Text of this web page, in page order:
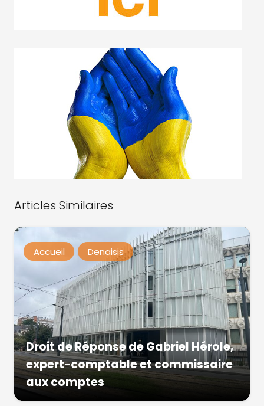
Articles Similaires
Accueil Denaisis
Droit de Réponse de Gabriel Hérole,
expert-comptable et commissaire
aux comptes